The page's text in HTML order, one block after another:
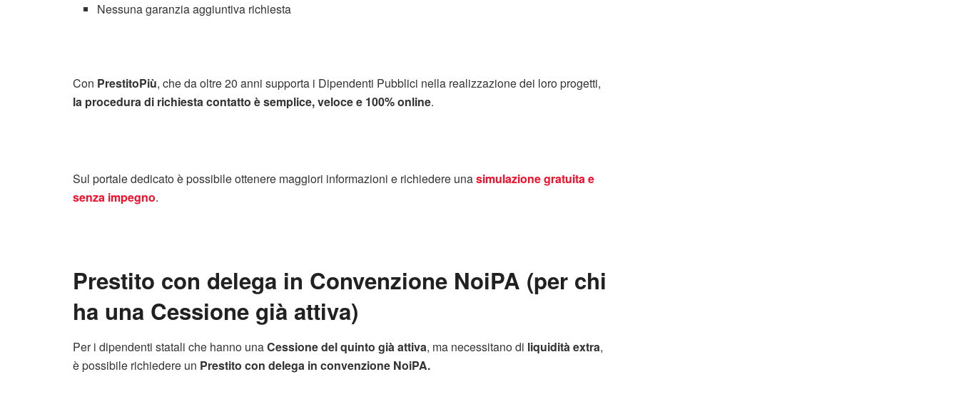
Nessuna garanzia aggiuntiva richiesta
Con PrestitoPiù, che da oltre 20 anni supporta i Dipendenti Pubblici nella realizzazione dei loro progetti,
la procedura di richiesta contatto è semplice, veloce e 100% online.
Sul portale dedicato è possibile ottenere maggiori informazioni e richiedere unasimulazione gratuita e
senza impegno.
Prestito con delega in Convenzione NoiPA (per chi
ha una Cessione già attiva)
Per i dipendenti statali che hanno unaCessione del quinto già attiva, ma necessitano di liquidità extra,
è possibile richiedere un Prestito con delega in convenzione NoiPA.